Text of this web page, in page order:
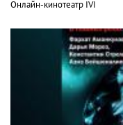
Онлайн-кинотеатр IVI